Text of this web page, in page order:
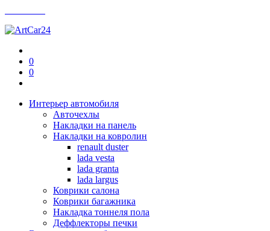
0
0
Интерьер автомобиля
Авточехлы
Накладки на панель
Накладки на ковролин
renault duster
lada vesta
lada granta
lada largus
Коврики салона
Коврики багажника
Накладка тоннеля пола
Деффлекторы печки